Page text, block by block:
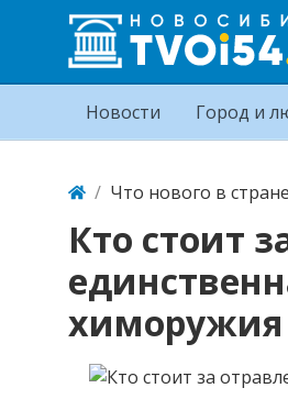
Новости Город и
Что нового в
Кто стоит
химоружия